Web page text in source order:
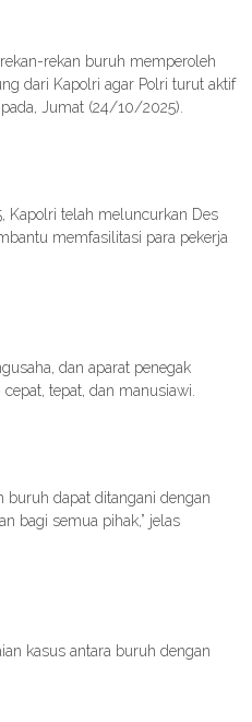
rekan buruh memperoleh
dari Kapolri agar Polri turut aktif
Jumat (24/10/2025).
Kapolri telah meluncurkan Des
memfasilitasi para pekerja
dan aparat penegak
tepat, dan manusiawi.
buruh dapat ditangani dengan
bagi semua pihak,” jelas
kasus antara buruh dengan